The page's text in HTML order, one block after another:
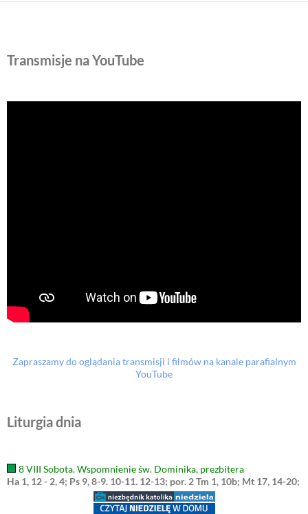
Transmisje na YouTube
Zapraszamy do oglądania transmisji i filmów na kanale parafialnym
YouTube
Liturgia dnia
8 VIII Sobota. Wspomnienie św. Dominika, prezbitera
Ha 1, 12 - 2, 4; Ps 9, 8-9. 10-11. 12-13; por. 2 Tm 1, 10b; Mt 17, 14-20;